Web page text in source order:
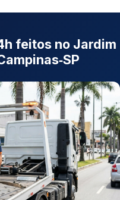
feitos no Jardim